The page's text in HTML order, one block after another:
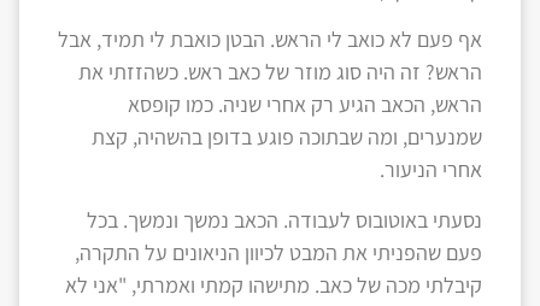
אף פעם לא כואב לי הראש. הבטן כואבת לי תמיד, אבל
הראש? זה היה סוג מוזר של כאב ראש. כשהזזתי את
הראש, הכאב הגיע רק אחרי שניה. כמו קופסא
שמנערים, ומה שבתוכה פוגע בדופן בהשהיה, קצת
אחרי הניעור.
נסעתי באוטובוס לעבודה. הכאב נמשך ונמשך. בכל
פעם שהפניתי את המבט לכיוון הניאונים על התקרה,
קיבלתי מכה של כאב. מתישהו קמתי ואמרתי, "אני לא